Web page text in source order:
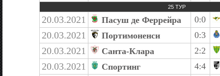
25 ТУР
20.03.2021 Пасуш де Феррейра 0:0
20.03.2021 Портимоненси 0:3
20.03.2021 Санта-Клара 2:2
20.03.2021 Спортинг 4:4